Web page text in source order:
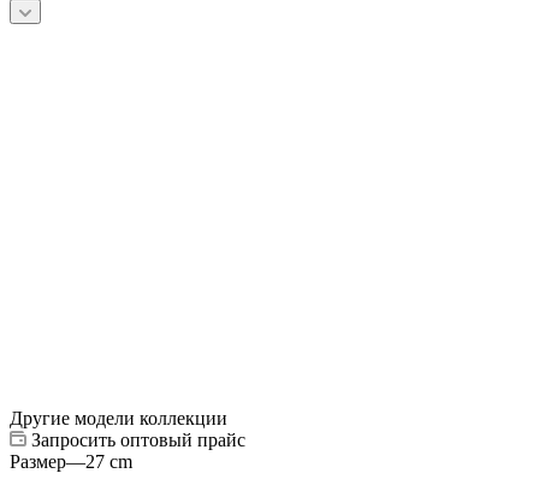
Другие модели коллекции
Запросить оптовый прайс
Размер—27 cm